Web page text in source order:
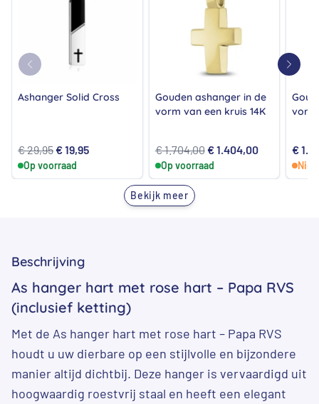
Ashanger Solid Cross
€29,95 Oorspronkelijke
prijs
was:
€19,95Huidige
is:
€ 19,95.
Op voorraad
Gouden ashanger in de
vorm van een kruis 14K
€1.704,00 Oorspronkelijke
prijs
was:
€1.404,00Huidige
is:
Op voorraad
€
Niet
Bekijk meer
Beschrijving
As hanger hart met rose hart – Papa RVS
(inclusief ketting)
Met de As hanger hart met rose hart – Papa RVS
houdt u uw dierbare op een stijlvolle en bijzondere
manier altijd dichtbij. Deze hanger is vervaardigd uit
hoogwaardig roestvrij staal en heeft een elegant